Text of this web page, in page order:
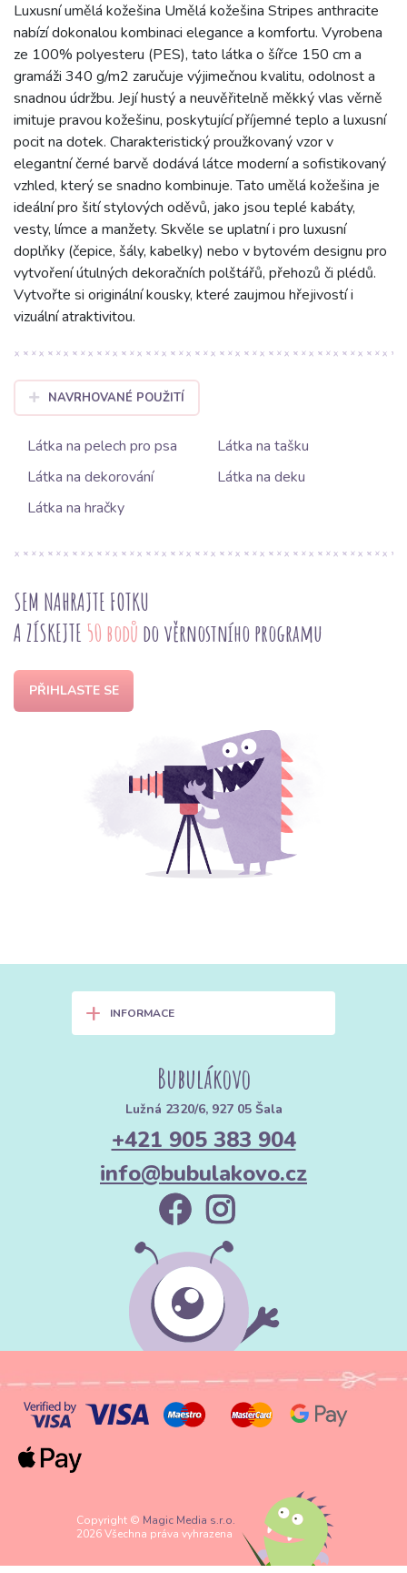
Luxusní umělá kožešina Umělá kožešina Stripes anthracite
nabízí dokonalou kombinaci elegance a komfortu. Vyrobena
ze 100% polyesteru (PES), tato látka o šířce 150 cm a
gramáži 340 g/m2 zaručuje výjimečnou kvalitu, odolnost a
snadnou údržbu. Její hustý a neuvěřitelně měkký vlas věrně
imituje pravou kožešinu, poskytující příjemné teplo a luxusní
pocit na dotek. Charakteristický proužkovaný vzor v
elegantní černé barvě dodává látce moderní a sofistikovaný
vzhled, který se snadno kombinuje. Tato umělá kožešina je
ideální pro šití stylových oděvů, jako jsou teplé kabáty,
vesty, límce a manžety. Skvěle se uplatní i pro luxusní
doplňky (čepice, šály, kabelky) nebo v bytovém designu pro
vytvoření útulných dekoračních polštářů, přehozů či plédů.
Vytvořte si originální kousky, které zaujmou hřejivostí i
vizuální atraktivitou.
NAVRHOVANÉ POUŽITÍ
Látka na pelech pro psa
Látka na tašku
Látka na dekorování
Látka na deku
Látka na hračky
SEM NAHRAJTE FOTKU
A ZÍSKEJTE 50 bodů do věrnostního programu
PŘIHLASTE SE
+ INFORMACE
Bubulákovo
Lužná 2320/6, 927 05 Šala
+421 905 383 904
info@bubulakovo.cz
Copyright © Magic Media s.r.o.
2026 Všechna práva vyhrazena